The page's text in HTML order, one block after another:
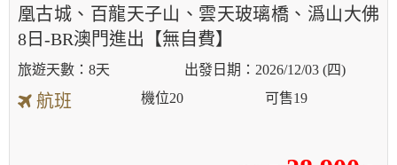
凰古城、百龍天子山、雲天玻璃橋、潙山大佛
8日-BR澳門進出【無自費】
8天 2026/12/03 (四)
航班 機位20 可售19